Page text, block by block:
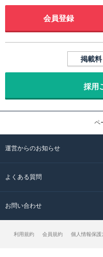
会員登録
掲載
採用
ペ
運営からのお知らせ
よくある質問
お問い合わせ
利用規約 会員規約 個人情報保護